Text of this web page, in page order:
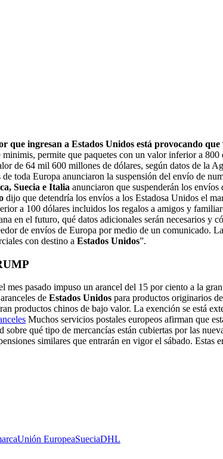
ingresan a Estados Unidos está provocando
permite que paquetes con un valor inferior a 800
de 64 mil 600 millones de dólares, según datos de la
toda Europa anunciaron la suspensión del envío de
Suecia e Italia anunciaron que suspenderán los envíos
dijo que detendría los envíos a los Estadosa Unidos el
a 100 dólares incluidos los regalos a amigos y
en el futuro, qué datos adicionales serán necesarios y
de envíos de Europa por medio de un comunicado.
con destino a Estados Unidos”.
mes pasado impuso un arancel del 15 por ciento a la
de Estados Unidos para productos originarios
productos chinos de bajo valor. La exención se está
Muchos servicios postales europeos afirman que
sobre qué tipo de mercancías están cubiertas por las
similares que entrarán en vigor el sábado. Estas
Unión EuropeaSueciaDHL